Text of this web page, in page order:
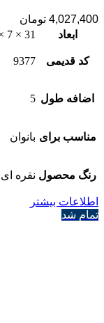
4,027,400 تومان
ابعاد
31 × 7 × 2 سانتیمتر
کد قدیمی 9377
اضافه طول 5
مناسب برای بانوان
رنگ محصول نقره ای
اطلاعات بیشتر
تمام شد